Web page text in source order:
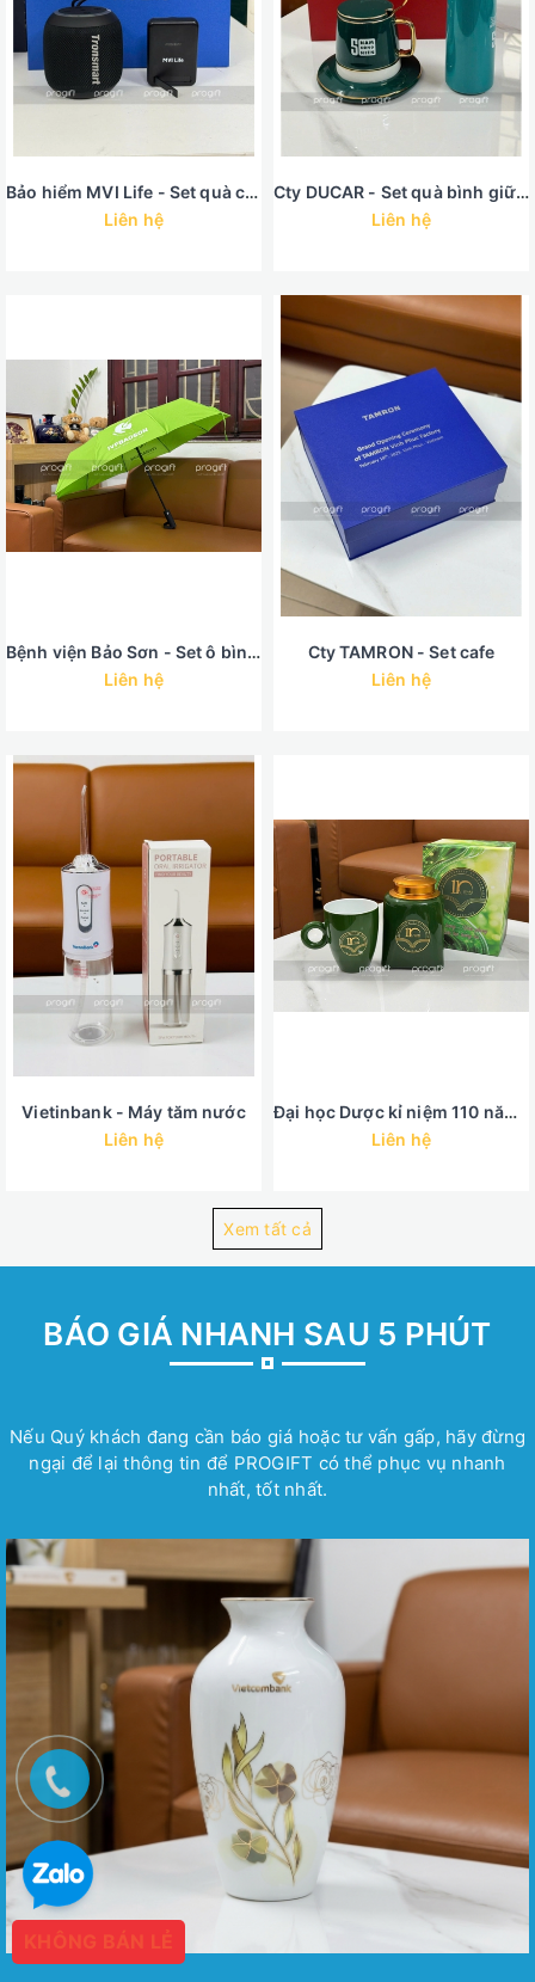
Bảo hiểm MVI Life - Set quà công nghệ
Liên hệ
Cty DUCAR - Set quà bình giữ nhiệt cốc sứ viền vàng nhập khẩu
Liên hệ
Bệnh viện Bảo Sơn - Set ô bình giữ nhiệt màu xanh
Liên hệ
Cty TAMRON - Set cafe
Liên hệ
Vietinbank - Máy tăm nước
Liên hệ
Đại học Dược kỉ niệm 110 năm - Set quà cốc sứ bình trà sứ
Liên hệ
Xem tất cả
BÁO GIÁ NHANH SAU 5 PHÚT
Nếu Quý khách đang cần báo giá hoặc tư vấn gấp, hãy đừng
ngại để lại thông tin để PROGIFT có thể phục vụ nhanh
nhất, tốt nhất.
KHÔNG BÁN LẺ